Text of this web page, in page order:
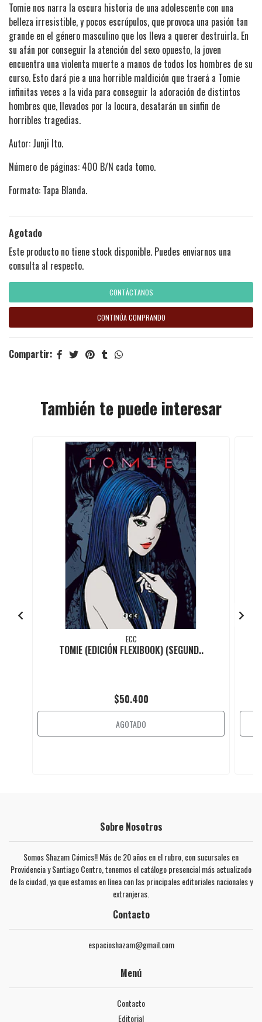
Tomie nos narra la oscura historia de una adolescente con una
belleza irresistible, y pocos escrúpulos, que provoca una pasión tan
grande en el género masculino que los lleva a querer destruirla. En
su afán por conseguir la atención del sexo opuesto, la joven
encuentra una violenta muerte a manos de todos los hombres de su
curso. Esto dará pie a una horrible maldición que traerá a Tomie
infinitas veces a la vida para conseguir la adoración de distintos
hombres que, llevados por la locura, desatarán un sinfin de
horribles tragedias.
Autor: Junji Ito.
Número de páginas: 400 B/N cada tomo.
Formato: Tapa Blanda.
Agotado
Este producto no tiene stock disponible. Puedes enviarnos una
consulta al respecto.
CONTÁCTANOS
CONTINÚA COMPRANDO
Compartir:
También te puede interesar
ECC
TOMIE (EDICIÓN FLEXIBOOK) (SEGUND..
$50.400
AGOTADO
Sobre Nosotros
Somos Shazam Cómics!! Más de 20 años en el rubro, con sucursales en
Providencia y Santiago Centro, tenemos el catálogo presencial más actualizado
de la ciudad, ya que estamos en línea con las principales editoriales nacionales y
extranjeras.
Contacto
espacioshazam@gmail.com
Menú
Contacto
Editorial